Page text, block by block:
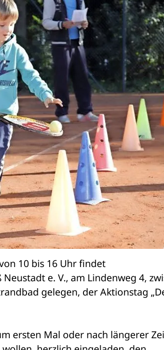
10 bis 16 Uhr findet
e. V., am Lindenweg 4,
gelegen, der Aktionstag
ersten Mal oder nach längerer